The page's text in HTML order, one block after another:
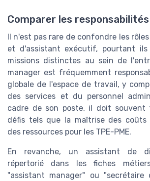
Comparer les
Il n'est pas rare de confondre les
et d'assistant exécutif, pourtant ils
missions distinctes au sein de
manager est fréquemment
globale de l'espace de travail, y
des services et du personnel
cadre de son poste, il doit
défis tels que la maîtrise des coûts
des ressources pour les TPE-PME.
En revanche, un assistant de
répertorié dans les fiches
"assistant manager" ou "secrétaire